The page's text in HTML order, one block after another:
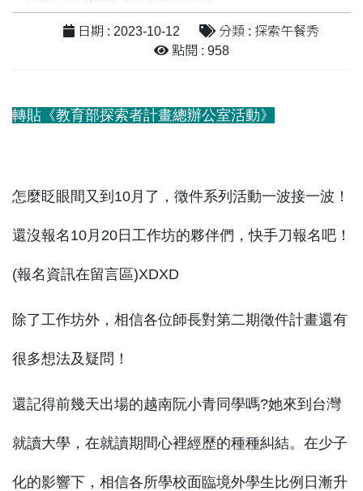
日期 : 2023-10-12
分類 : 探索午餐秀
點閱 : 958
轉貼《教育部探索者計畫總辦公室活動》
怎麼眨眼間又到10月了，徵件系列活動一波接一波！
還沒報名10月20日工作坊的夥伴們，快手刀報名吧！
(報名資訊在留言區)XDXD
除了工作坊外，相信各位師長對第二期徵件計畫還有
很多想法及疑問！
還記得前幾天出場的越南阮小青同學嗎?她來到台灣
就讀大學，在就讀期間心裡經歷的種種糾結。在少子
化的影響下，相信各所學校面臨境外學生比例日漸升